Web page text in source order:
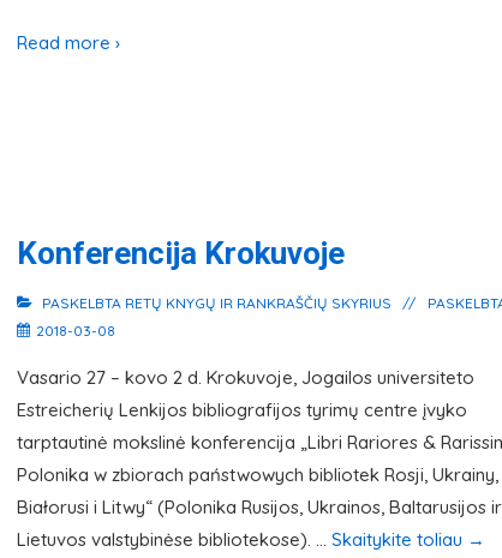
Read more ›
Konferencija Krokuvoje
PASKELBTA RETŲ KNYGŲ IR RANKRAŠČIŲ SKYRIUS
2018-03-08
Vasario 27 – kovo 2 d. Krokuvoje, Jogailos universiteto
Estreicherių Lenkijos bibliografijos tyrimų centre įvyko
tarptautinė mokslinė konferencija „Libri Rariores &
Polonika w zbiorach państwowych bibliotek Rosji, Ukrainy,
Białorusi i Litwy“ (Polonika Rusijos, Ukrainos, Baltarusijos ir
Lietuvos valstybinėse bibliotekose). … Skaitykite toliau →